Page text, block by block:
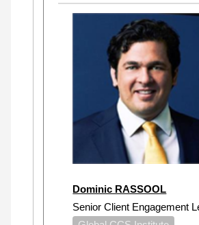
Dominic RASSOOL
Senior Client Engagement